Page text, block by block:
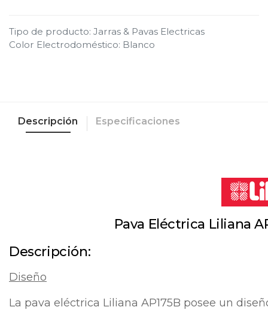
Tipo de producto: Jarras & Pavas Electricas
Color Electrodoméstico: Blanco
Descripción Especificaciones
Pava Eléctrica Liliana
Descripción:
Diseño
La pava eléctrica Liliana AP175B posee un